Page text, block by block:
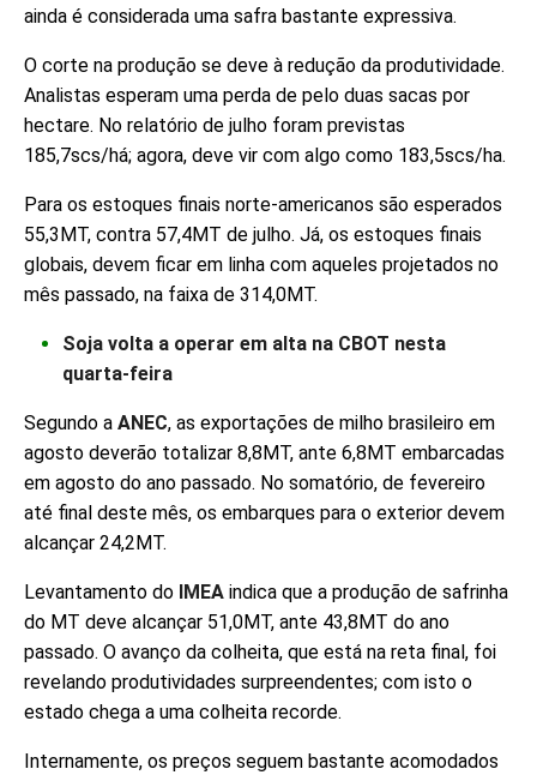
ainda é considerada uma safra bastante expressiva.
O corte na produção se deve à redução da produtividade.
Analistas esperam uma perda de pelo duas sacas por
hectare. No relatório de julho foram previstas
185,7scs/há; agora, deve vir com algo como 183,5scs/ha.
Para os estoques finais norte-americanos são esperados
55,3MT, contra 57,4MT de julho. Já, os estoques finais
globais, devem ficar em linha com aqueles projetados no
mês passado, na faixa de 314,0MT.
Soja volta a operar em alta na CBOT nesta
quarta-feira
Segundo a ANEC, as exportações de milho brasileiro em
agosto deverão totalizar 8,8MT, ante 6,8MT embarcadas
em agosto do ano passado. No somatório, de fevereiro
até final deste mês, os embarques para o exterior devem
alcançar 24,2MT.
Levantamento do IMEA indica que a produção de safrinha
do MT deve alcançar 51,0MT, ante 43,8MT do ano
passado. O avanço da colheita, que está na reta final, foi
revelando produtividades surpreendentes; com isto o
estado chega a uma colheita recorde.
Internamente, os preços seguem bastante acomodados